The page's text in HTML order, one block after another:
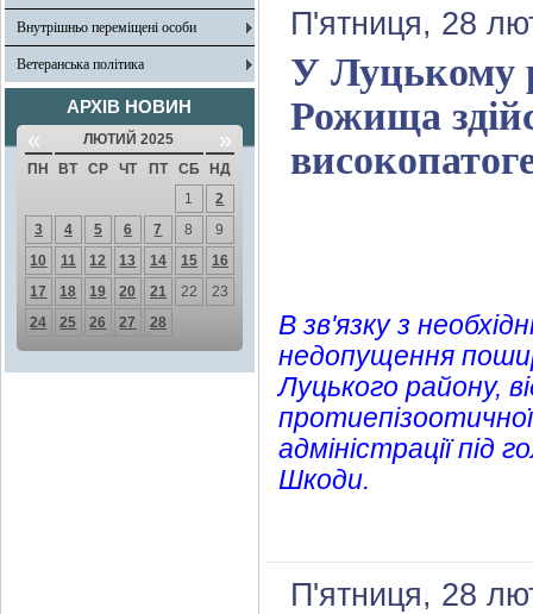
Внутрішньо переміщені особи
Ветеранська політика
АРХІВ НОВИН
« ЛЮТИЙ 2025 »
ПН ВТ СР ЧТ ПТ СБ
НД
1
2
3
4 5 6 7 8
9
10
11 12 13 14 15
16
17
18 19 20 21 22
23
24
25 26 27 28
П'ятниця, 28
У Луцькому
Рожища
В зв'язку з
недопущення
Луцького району,
протиепізоотичної
адміністрації під
Шкоди.
П'ятниця, 28